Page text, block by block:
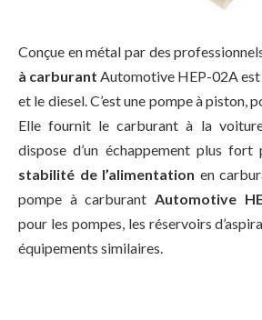
Conçue en métal par des
à carburant Automotive HEP-02A est
et le diesel. C’est une pompe à piston,
Elle fournit le carburant à la
dispose d’un échappement plus fort
stabilité de l’alimentation en
pompe à carburant Automotive
pour les pompes, les réservoirs
équipements similaires.